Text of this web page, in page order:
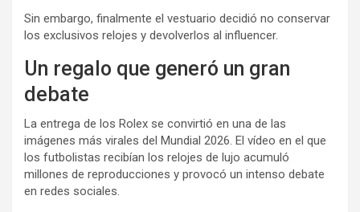
Sin embargo, finalmente el vestuario decidió no conservar
los exclusivos relojes y devolverlos al influencer.
Un regalo que generó un gran
debate
La entrega de los Rolex se convirtió en una de las
imágenes más virales del Mundial 2026. El vídeo en el que
los futbolistas recibían los relojes de lujo acumuló
millones de reproducciones y provocó un intenso debate
en redes sociales.